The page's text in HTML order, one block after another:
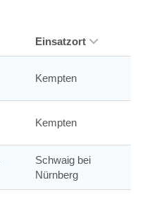
Einsatzort
Kempten
Kempten
Schwaig bei
Nürnberg